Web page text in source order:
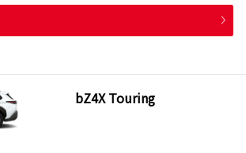
bZ4X Touring